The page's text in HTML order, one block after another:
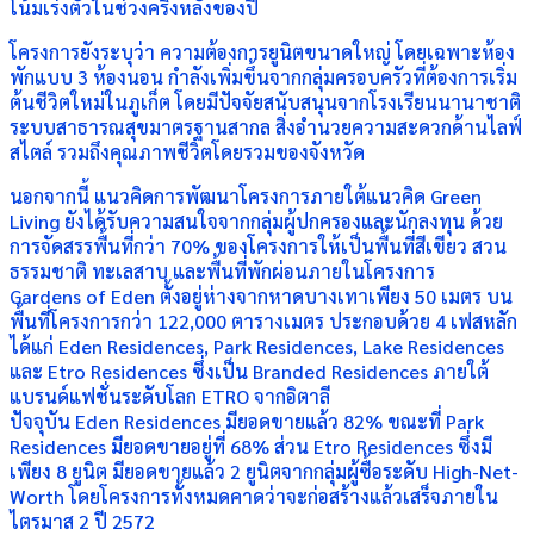
โน้มเร่งตัวในช่วงครึ่งหลังของปี
โครงการยังระบุว่า ความต้องการยูนิตขนาดใหญ่ โดยเฉพาะห้อง
พักแบบ 3 ห้องนอน กำลังเพิ่มขึ้นจากกลุ่มครอบครัวที่ต้องการเริ่ม
ต้นชีวิตใหม่ในภูเก็ต โดยมีปัจจัยสนับสนุนจากโรงเรียนนานาชาติ
ระบบสาธารณสุขมาตรฐานสากล สิ่งอำนวยความสะดวกด้านไลฟ์
สไตล์ รวมถึงคุณภาพชีวิตโดยรวมของจังหวัด
นอกจากนี้ แนวคิดการพัฒนาโครงการภายใต้แนวคิด Green
Living ยังได้รับความสนใจจากกลุ่มผู้ปกครองและนักลงทุน ด้วย
การจัดสรรพื้นที่กว่า 70% ของโครงการให้เป็นพื้นที่สีเขียว สวน
ธรรมชาติ ทะเลสาบ และพื้นที่พักผ่อนภายในโครงการ
Gardens of Eden ตั้งอยู่ห่างจากหาดบางเทาเพียง 50 เมตร บน
พื้นที่โครงการกว่า 122,000 ตารางเมตร ประกอบด้วย 4 เฟสหลัก
ได้แก่ Eden Residences, Park Residences, Lake Residences
และ Etro Residences ซึ่งเป็น Branded Residences ภายใต้
แบรนด์แฟชั่นระดับโลก ETRO จากอิตาลี
ปัจจุบัน Eden Residences มียอดขายแล้ว 82% ขณะที่ Park
Residences มียอดขายอยู่ที่ 68% ส่วน Etro Residences ซึ่งมี
เพียง 8 ยูนิต มียอดขายแล้ว 2 ยูนิตจากกลุ่มผู้ซื้อระดับ High-Net-
Worth โดยโครงการทั้งหมดคาดว่าจะก่อสร้างแล้วเสร็จภายใน
ไตรมาส 2 ปี 2572